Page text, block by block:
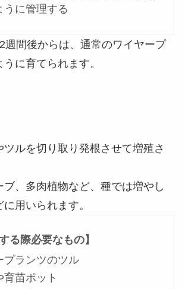
うに管理する
週間後からは、通常のワイヤープ
に育てられます。
ルを切り取り発根させて増殖さ
、多肉植物など、種では増やし
用いられます。
る際必要なもの】
プランツのツル
育苗ポット